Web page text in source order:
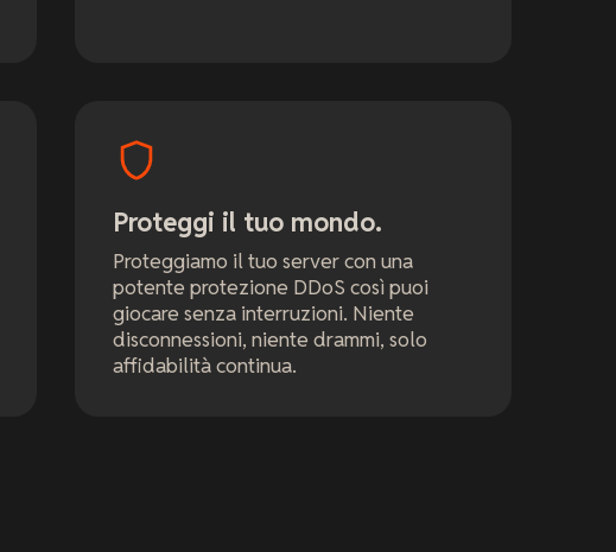
Proteggi il tuo mondo.
Proteggiamo il tuo server con una
potente protezione DDoS così puoi
giocare senza interruzioni. Niente
disconnessioni, niente drammi, solo
affidabilità continua.